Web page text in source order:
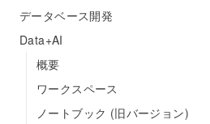
データベース開発
Data+AI
概要
ワークスペース
ノートブック (旧バージョン)